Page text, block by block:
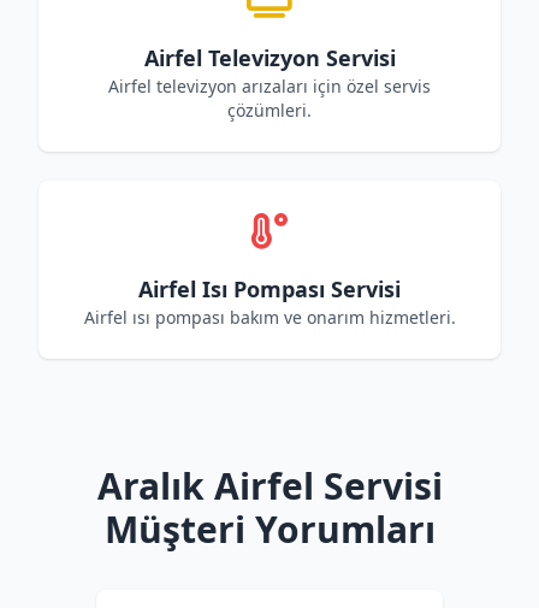
Airfel Televizyon Servisi
Airfel televizyon arızaları için özel servis
çözümleri.
Airfel Isı Pompası Servisi
Airfel ısı pompası bakım ve onarım hizmetleri.
Aralık Airfel Servisi
Müşteri Yorumları